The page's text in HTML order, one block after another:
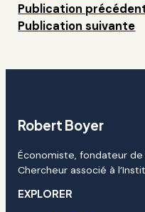
Publication
Publication suivante
Robert Boyer
Économiste, fondateur
Chercheur associé à
EXPLORER